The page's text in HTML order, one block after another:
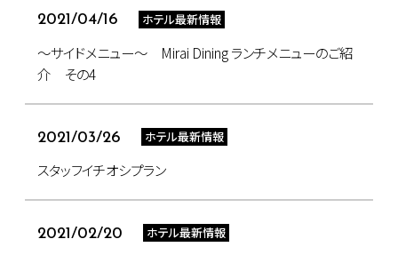
2021/04/16 ホテル最新情報
～サイドメニュー～ Mirai Dining ランチメニューのご紹
介 その4
2021/03/26 ホテル最新情報
スタッフイチオシプラン
2021/02/20 ホテル最新情報